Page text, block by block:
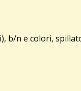
b/n e colori,